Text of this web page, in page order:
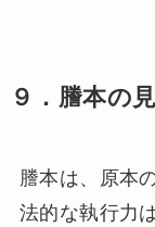
９．謄本の
謄本は、原本
法的な執行力